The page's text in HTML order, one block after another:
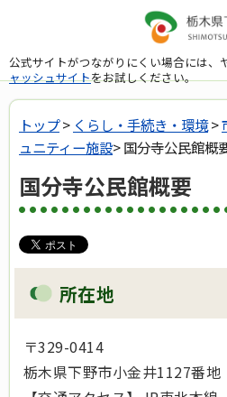
公式サイトがつながりにくい場合には、
ャッシュサイトをお試しください。
トップ> くらし・手続き・環境>
ュニティー施設> 国分寺公民館概
国分寺公民館概要
所在地
〒329-0414
栃木県下野市小金井1127番地